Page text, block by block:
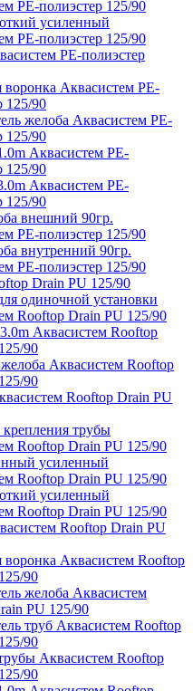
PE-полиэстер 125/90
усиленный
PE-полиэстер 125/90
РЕ-полиэстер
Аквасистем PE-
125/90
желоба Аквасистем PE-
125/90
Аквасистем PE-
125/90
Аквасистем PE-
125/90
внешний 90гр.
PE-полиэстер 125/90
внутренний 90гр.
PE-полиэстер 125/90
Drain PU 125/90
одиночной установки
Rooftop Drain PU 125/90
Аквасистем Rooftop
90
Аквасистем Rooftop
90
Rooftop Drain PU
трубы
Rooftop Drain PU 125/90
усиленный
Rooftop Drain PU 125/90
усиленный
Rooftop Drain PU 125/90
Rooftop Drain PU
Аквасистем Rooftop
90
желоба Аквасистем
PU 125/90
труб Аквасистем Rooftop
90
Аквасистем Rooftop
90